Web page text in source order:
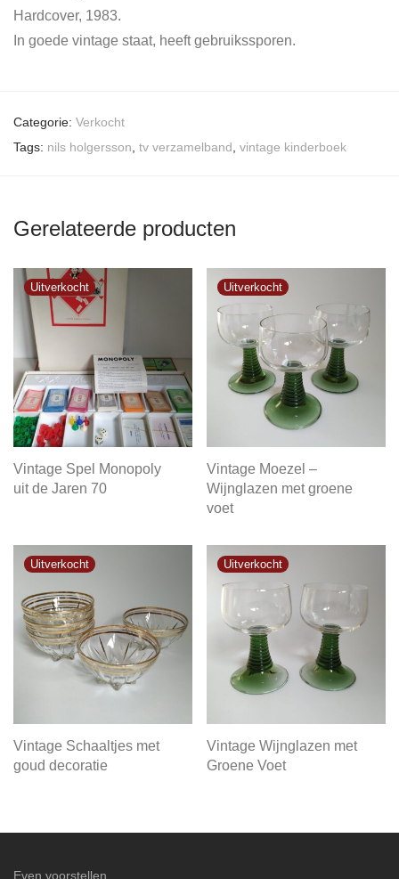
Hardcover, 1983.
In goede vintage staat, heeft gebruikssporen.
Categorie: Verkocht
Tags: nils holgersson tv verzamelband vintage kinderboek
Gerelateerde producten
Vintage Spel Monopoly
uit de Jaren 70
Vintage Moezel –
Wijnglazen met groene
voet
Vintage Schaaltjes met
goud decoratie
Vintage Wijnglazen met
Groene Voet
Even voorstellen